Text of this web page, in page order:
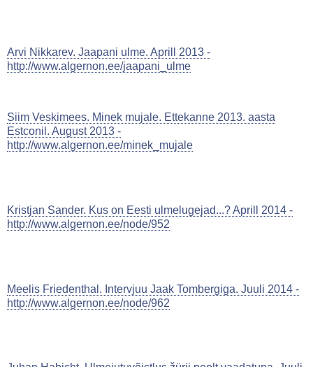
Arvi Nikkarev. Jaapani ulme. Aprill 2013 -
http://www.algernon.ee/jaapani_ulme
Siim Veskimees. Minek mujale. Ettekanne 2013. aasta
Estconil. August 2013 -
http://www.algernon.ee/minek_mujale
Kristjan Sander. Kus on Eesti ulmelugejad...? Aprill 2014 -
http://www.algernon.ee/node/952
Meelis Friedenthal. Intervjuu Jaak Tombergiga. Juuli 2014 -
http://www.algernon.ee/node/962